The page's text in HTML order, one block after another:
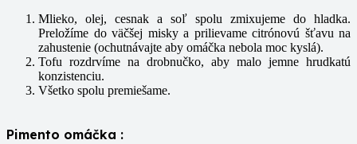
Mlieko, olej, cesnak a soľ spolu zmixujeme do hladka.
Preložíme do väčšej misky a prilievame citrónovú šťavu na
zahustenie (ochutnávajte aby omáčka nebola moc kyslá).
Tofu rozdrvíme na drobnučko, aby malo jemne hrudkatú
konzistenciu.
Všetko spolu premiešame.
Pimento omáčka :